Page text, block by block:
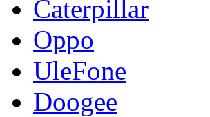
Caterpillar
Oppo
UleFone
Doogee